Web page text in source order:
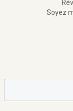
Soyez